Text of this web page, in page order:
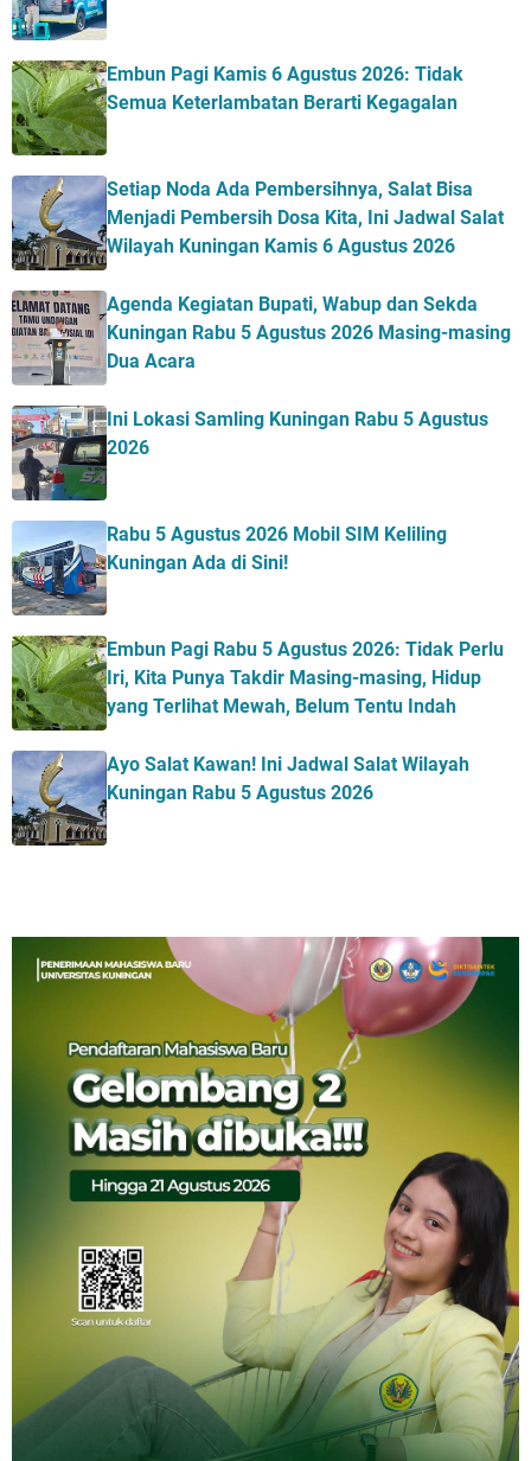
Embun Pagi Kamis 6 Agustus 2026: Tidak
Semua Keterlambatan Berarti Kegagalan
Setiap Noda Ada Pembersihnya, Salat Bisa
Menjadi Pembersih Dosa Kita, Ini Jadwal Salat
Wilayah Kuningan Kamis 6 Agustus 2026
Agenda Kegiatan Bupati, Wabup dan Sekda
Kuningan Rabu 5 Agustus 2026 Masing-masing
Dua Acara
Ini Lokasi Samling Kuningan Rabu 5 Agustus
2026
Rabu 5 Agustus 2026 Mobil SIM Keliling
Kuningan Ada di Sini!
Embun Pagi Rabu 5 Agustus 2026: Tidak Perlu
Iri, Kita Punya Takdir Masing-masing, Hidup
yang Terlihat Mewah, Belum Tentu Indah
Ayo Salat Kawan! Ini Jadwal Salat Wilayah
Kuningan Rabu 5 Agustus 2026